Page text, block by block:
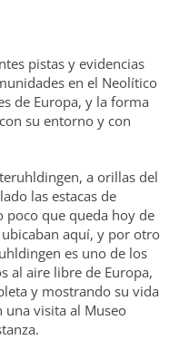
pistas y evidencias
en el Neolítico
de Europa, y la forma
su entorno y con
a orillas del
las estacas de
poco que queda hoy de
aquí, y por otro
es uno de los
al aire libre de Europa,
y mostrando su vida
una visita al Museo